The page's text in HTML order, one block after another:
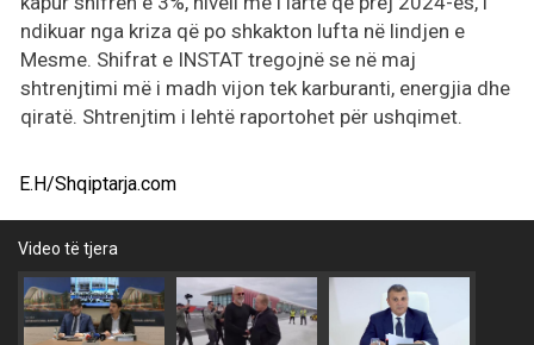
ndikuar nga kriza që po shkakton lufta në lindjen e
Mesme. Shifrat e INSTAT tregojnë se në maj
shtrenjtimi më i madh vijon tek karburanti, energjia dhe
qiratë. Shtrenjtim i lehtë raportohet për ushqimet.
E.H/Shqiptarja.com
Video të tjera